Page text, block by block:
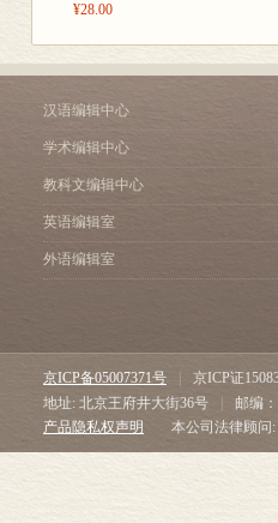
¥28.00
汉语编辑中心
学术编辑中心
教科文编辑中心
英语编辑室
外语编辑室
京ICP备05007371号 京ICP证
地址: 北京王府井大街36号
邮编
产品隐私权声明
本公司法律顾问